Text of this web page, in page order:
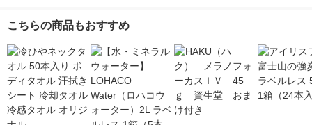
こちらの商品もおすすめ